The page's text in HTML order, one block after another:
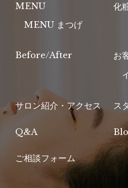
MENU
MENU まつげ
化
Before/After
お
サロン紹介・アクセス ス
Q&A
ご相談フォーム